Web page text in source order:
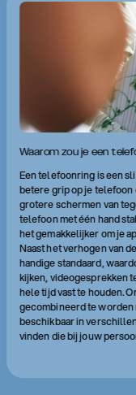
Waarom zou je een
Een telefoonring is een
betere grip op je telefoon
grotere schermen van
telefoon met één hand
het gemakkelijker om je
Naast het verhogen van
handige standaard,
kijken, videogesprekken
hele tijd vast te houden.
gecombineerd te
beschikbaar in
vinden die bij jouw